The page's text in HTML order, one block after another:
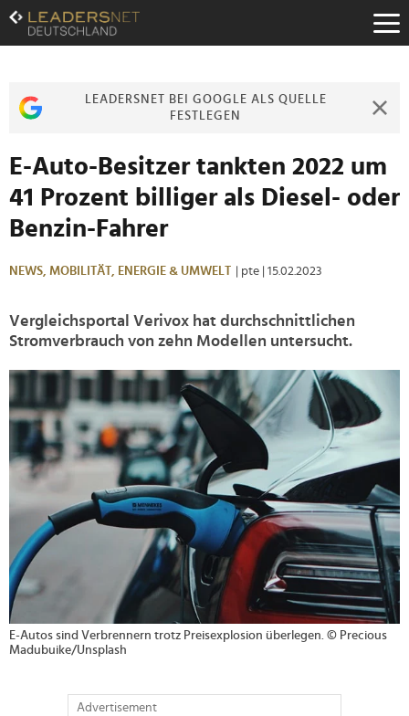
Zum
Inhalt
Zur
Zur
LEADERSNET BEI GOOGLE ALS QUELLE
FESTLEGEN
E-Auto-Besitzer tankten 2022 um
41 Prozent billiger als Diesel- oder
Benzin-Fahrer
NEWS, MOBILITÄT, ENERGIE & UMWELT | pte | 15.02.2023
Vergleichsportal Verivox hat durchschnittlichen
Stromverbrauch von zehn Modellen untersucht.
>
E-Autos sind Verbrennern trotz Preisexplosion überlegen. © Precious
Madubuike/Unsplash
Advertisement